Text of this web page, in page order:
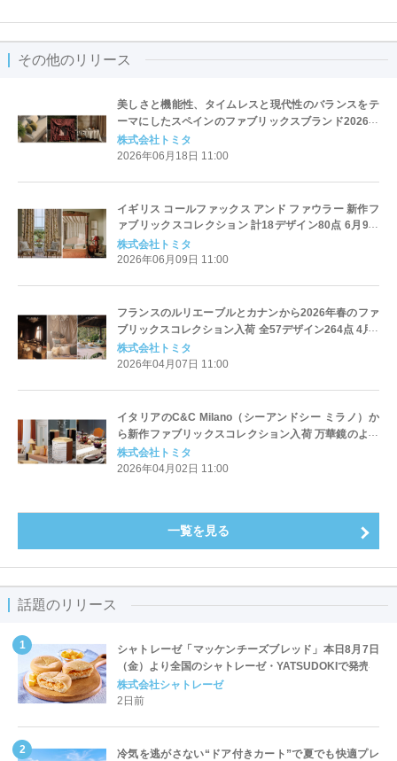
その他のリリース
美しさと機能性、タイムレスと現代性のバランスをテ
ーマにしたスペインのファブリックスブランド2026年
春夏の新作コレクション 6月18日発売
株式会社トミタ
2026年06月18日 11:00
イギリス コールファックス アンド ファウラー 新作フ
ァブリックスコレクション 計18デザイン80点 6月9日
発売
株式会社トミタ
2026年06月09日 11:00
フランスのルリエーブルとカナンから2026年春のファ
ブリックスコレクション入荷 全57デザイン264点 4月7
日発売
株式会社トミタ
2026年04月07日 11:00
イタリアのC&C Milano（シーアンドシー ミラノ）か
ら新作ファブリックスコレクション入荷 万華鏡のよう
に変化する幾何学と色彩『KALEIDOS（カレイド
ス）』15デザイン44点 4月2日発売
株式会社トミタ
2026年04月02日 11:00
一覧を見る
話題のリリース
シャトレーゼ「マッケンチーズブレッド」本日8月7日
（金）より全国のシャトレーゼ・YATSUDOKIで発売
株式会社シャトレーゼ
2日前
冷気を逃がさない“ドア付きカート”で夏でも快適プレ